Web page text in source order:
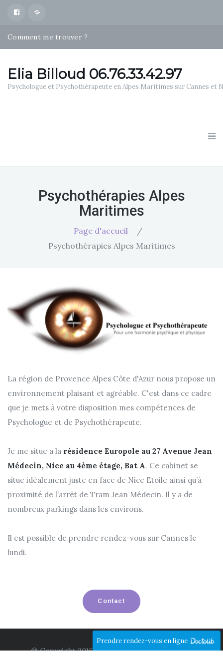
Prendre rendez-vous en ligne
Facebook
Map
Comment me trouver ?
Psychothérapies Alpes Maritimes
Qui suis je ?
Elia Billoud 06.76.33.42.97
Psychologue et Psychothérapeute en Alpes Maritimes sur Cannes et
Psychothérapies Alpes
Maritimes
Page d'accueil
/
Psychothérapies Alpes Maritimes
La région de Provence Alpes Côte d'Azur nous propose un
environnement plaisant et agréable. C'est dans ce cadre
que je mets à votre disposition mes compétences de
Psychologue et de Psychothérapeute.
Je me situe a la résidence Europole au 27 Avenue Jean
Médecin, Nice au 4ème étage, Bat A. Ce cabinet se
situe idéalement juste en face de Nice Etoile ainsi qu’à
proximité de l’arrêt de Tram Jean Médecin. Il y a de
nombreux parkings dans les environs.
Il est possible de prendre rendez-vous sur Cannes le
lundi.
Contact
© Copyright 2016. Elia Billoud Psychologue et